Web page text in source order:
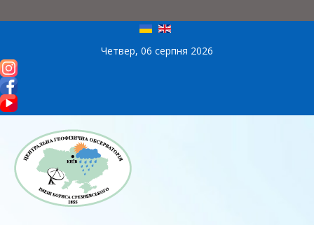
Четвер, 06 серпня 2026